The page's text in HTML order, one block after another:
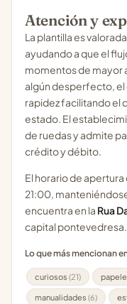
Atención y
La plantilla es
ayudando a que el
momentos de mayor
algún desperfecto, el
rapidez facilitando el
estado. El
de ruedas y admite
crédito y débito.
El horario de apertura
21:00,
encuentra en la Rua
capital pontevedresa.
Lo que más mencionan
curiosos (21)
manualidades (6)